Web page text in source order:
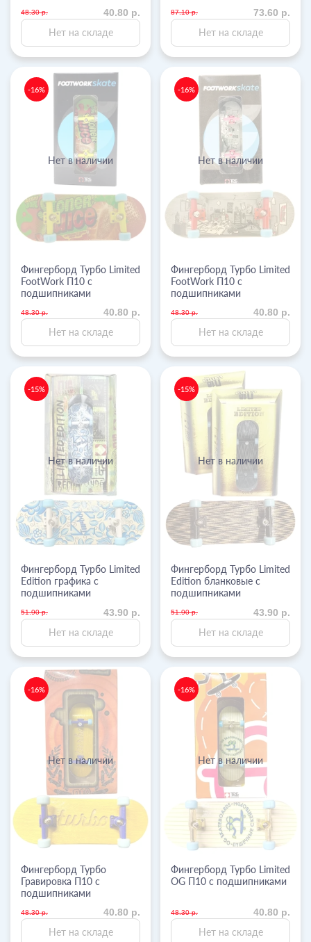
48.30 р. 40.80 р.
Нет на складе
87.10 р. 73.60 р.
Нет на складе
Нет в наличии
-16%
Фингерборд Турбо Limited
FootWork П10 с
подшипниками
48.30 р. 40.80 р.
Нет на складе
Нет в наличии
-16%
Фингерборд Турбо Limited
FootWork П10 с
подшипниками
48.30 р. 40.80 р.
Нет на складе
Нет в наличии
-15%
Фингерборд Турбо Limited
Edition графика с
подшипниками
51.90 р. 43.90 р.
Нет на складе
Нет в наличии
-15%
Фингерборд Турбо Limited
Edition бланковые с
подшипниками
51.90 р. 43.90 р.
Нет на складе
Нет в наличии
-16%
Фингерборд Турбо
Гравировка П10 с
подшипниками
48.30 р. 40.80 р.
Нет на складе
Нет в наличии
-16%
Фингерборд Турбо Limited
OG П10 с подшипниками
48.30 р. 40.80 р.
Нет на складе